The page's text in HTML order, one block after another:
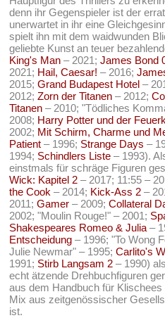
denn ihr Gegenspieler ist der
unerwartet in ihr eine
spielt ihn mit dem waidwunden
geliebte Kunst an teuer
King's Man – 2021;James Bond
2021; Hail, Caesar! – 2016;
2015;Grand Budapest Hotel –
2012;Zorn der Titanen – 2012;
Titanen – 2010; "Tödliches
2008; Harry Potter und der
2002; Mit Schirm, Charme und
Patient – 1996; Strange Days –
1994; Schindlers Liste – 1993).
einstmals für schräge Figuren
Wick: Kapitel 2 – 2017; 11:55 –
the Cook – 2014; Kick-Ass 2 –
2011;Gamer – 2009;Collateral
2002; "Moulin Rouge!" – 2001;
Shakespeares Romeo & Julia –
Entscheidung – 1996; "To Wong
Julie Newmar" – 1995;Carlito's
1991; Stirb Langsam 2 – 1990)
echt ätzende Drehbuchfiguren
aus dem Handbuch für
Mix aus zeitgenössischer
ist.